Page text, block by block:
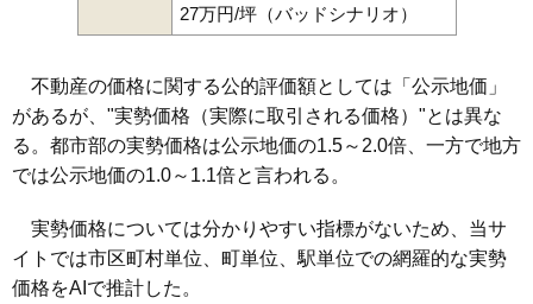
27万円/坪（バッドシナリオ）
不動産の価格に関する公的評価額としては「公示地価」
があるが、"実勢価格（実際に取引される価格）"とは異な
る。都市部の実勢価格は公示地価の1.5～2.0倍、一方で地方
では公示地価の1.0～1.1倍と言われる。
実勢価格については分かりやすい指標がないため、当サ
イトでは市区町村単位、町単位、駅単位での網羅的な実勢
価格をAIで推計した。